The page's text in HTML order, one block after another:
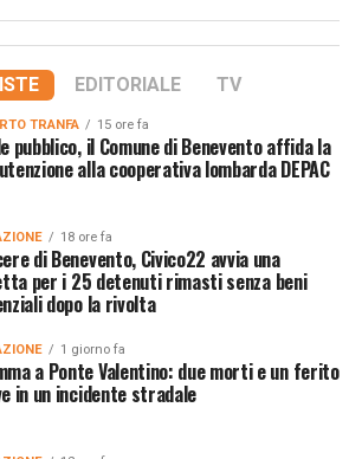
EDITORIALE TV
TRANFA 15 ore fa
pubblico, il Comune di Benevento affida la
alla cooperativa lombarda DEPAC
18 ore fa
di Benevento, Civico22 avvia una
per i 25 detenuti rimasti senza beni
dopo la rivolta
1 giorno fa
a Ponte Valentino: due morti e un ferito
in un incidente stradale